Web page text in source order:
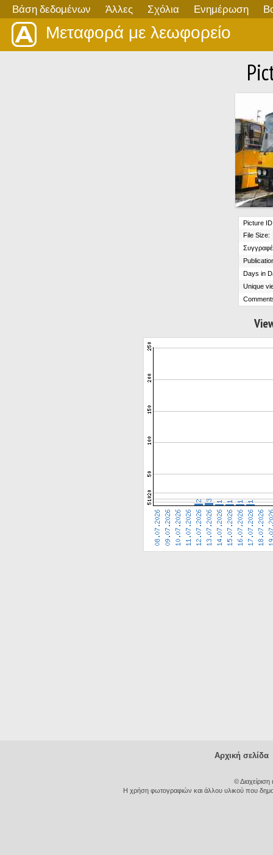
Βάση δεδομένων Άλλες Σχόλια Ενημέρωση
Μεταφορά με λεωφορείο
Picture
File Size:
Days in
Unique
Αρχική σελίδα
©
Η χρήση φωτογραφιών και άλλου υλικού που